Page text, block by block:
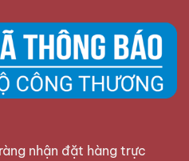
nhận đặt hàng trực